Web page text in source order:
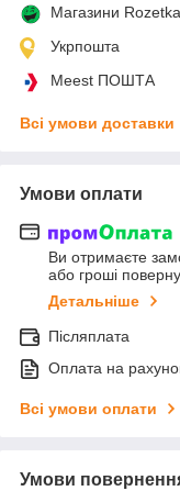
Магазини Rozetka
Укрпошта
Meest ПОШТА
Всі умови доставки
Умови оплати
Ви отримаєте
або гроші
Детальніше
Післяплата
Оплата на
Всі умови оплати
Умови